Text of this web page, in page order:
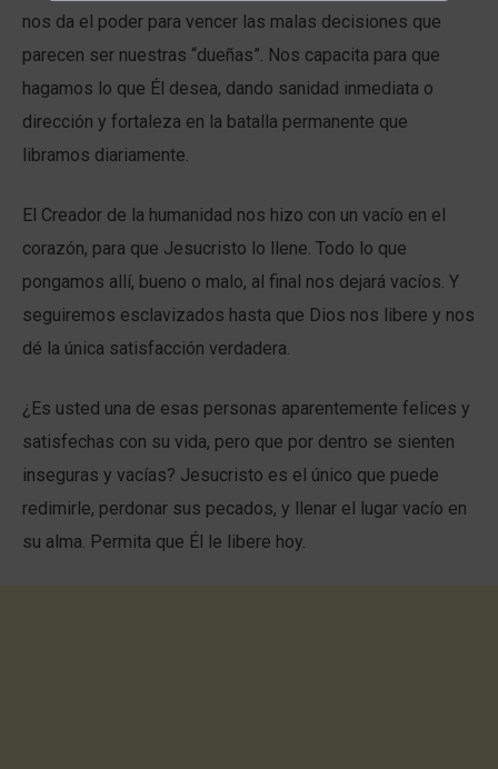
nos da el poder para vencer las malas decisiones que
parecen ser nuestras “dueñas”. Nos capacita para que
hagamos lo que Él desea, dando sanidad inmediata o
dirección y fortaleza en la batalla permanente que
libramos diariamente.
El Creador de la humanidad nos hizo con un vacío en el
corazón, para que Jesucristo lo llene. Todo lo que
pongamos allí, bueno o malo, al final nos dejará vacíos. Y
seguiremos esclavizados hasta que Dios nos libere y nos
dé la única satisfacción verdadera.
¿Es usted una de esas personas aparentemente felices y
satisfechas con su vida, pero que por dentro se sienten
inseguras y vacías? Jesucristo es el único que puede
redimirle, perdonar sus pecados, y llenar el lugar vacío en
su alma. Permita que Él le libere hoy.